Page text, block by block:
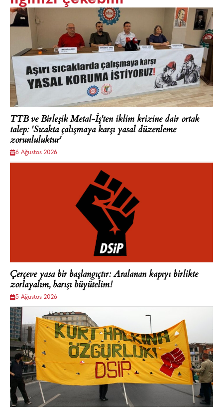
TTB ve Birleşik Metal-İş'ten iklim krizine dair ortak
talep: 'Sıcakta çalışmaya karşı yasal düzenleme
zorunluluktur'
6 Ağustos 2026
Çerçeve yasa bir başlangıçtır: Aralanan kapıyı birlikte
zorlayalım, barışı büyütelim!
5 Ağustos 2026